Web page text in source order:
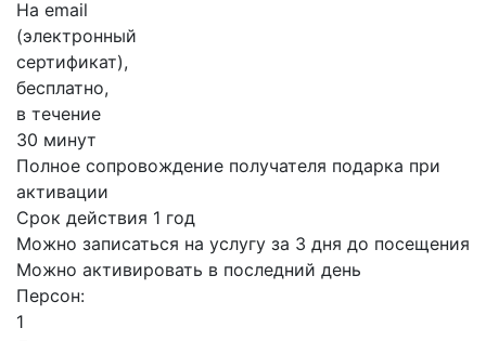
На email
(электронный
сертификат),
бесплатно,
в течение
30 минут
Полное сопровождение получателя подарка при
активации
Срок действия 1 год
Можно записаться на услугу за 3 дня до посещения
Можно активировать в последний день
Персон:
1